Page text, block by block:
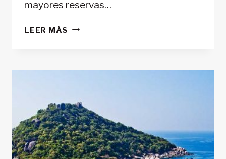
mayores reservas…
LEER MÁS ARCHIPIÉLAGO